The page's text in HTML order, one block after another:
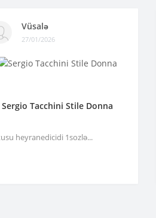
Vüsalə
27/01/2026
Sergio Tacchini Stile Donna
heyranedicidi 1sozlə...